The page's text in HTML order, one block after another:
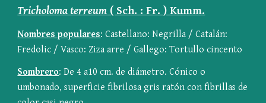
Tricholoma terreum ( Sch. : Fr. ) Kumm.
Nombres populares: Castellano: Negrilla / Catalán:
Fredolic / Vasco: Ziza arre / Gallego: Tortullo cincento
Sombrero: De 4 a10 cm. de diámetro. Cónico o
umbonado, superficie fibrilosa gris ratón con fibrillas de